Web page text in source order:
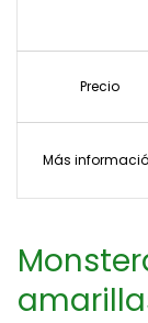
Precio
Más